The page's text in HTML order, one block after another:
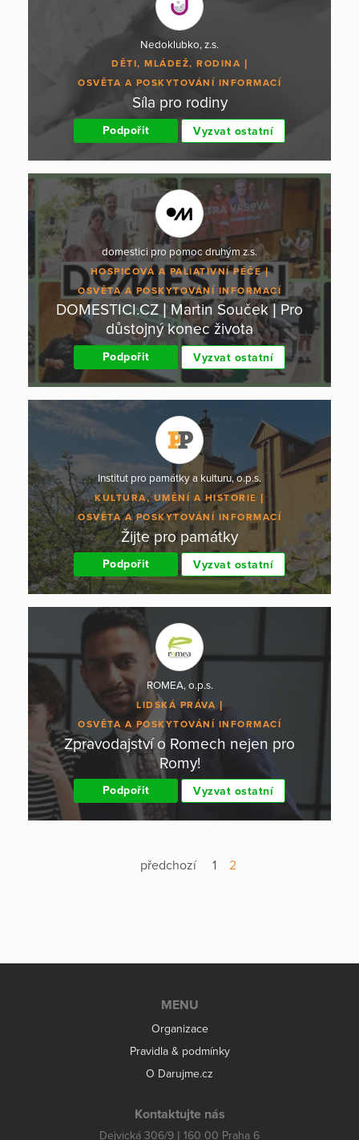
Nedoklubko, z.s.
DĚTI, MLÁDEŽ, RODINA
OSVĚTA A POSKYTOVÁNÍ INFORMACÍ
Síla pro rodiny
Podpořit Vyzvat ostatní
domestici pro pomoc druhým z.s.
HOSPICOVÁ A PALIATIVNÍ PÉČE
OSVĚTA A POSKYTOVÁNÍ INFORMACÍ
DOMESTICI.CZ | Martin Souček | Pro
důstojný konec života
Podpořit Vyzvat ostatní
Institut pro památky a kulturu, o.p.s.
KULTURA, UMĚNÍ A HISTORIE
OSVĚTA A POSKYTOVÁNÍ INFORMACÍ
Žijte pro památky
Podpořit Vyzvat ostatní
ROMEA, o.p.s.
LIDSKÁ PRÁVA
OSVĚTA A POSKYTOVÁNÍ INFORMACÍ
Zpravodajství o Romech nejen pro
Romy!
Podpořit Vyzvat ostatní
předchozí 1 2
MENU
Organizace
Pravidla & podmínky
O Darujme.cz
Kontaktujte nás
Dejvická 306/9 | 160 00 Praha 6